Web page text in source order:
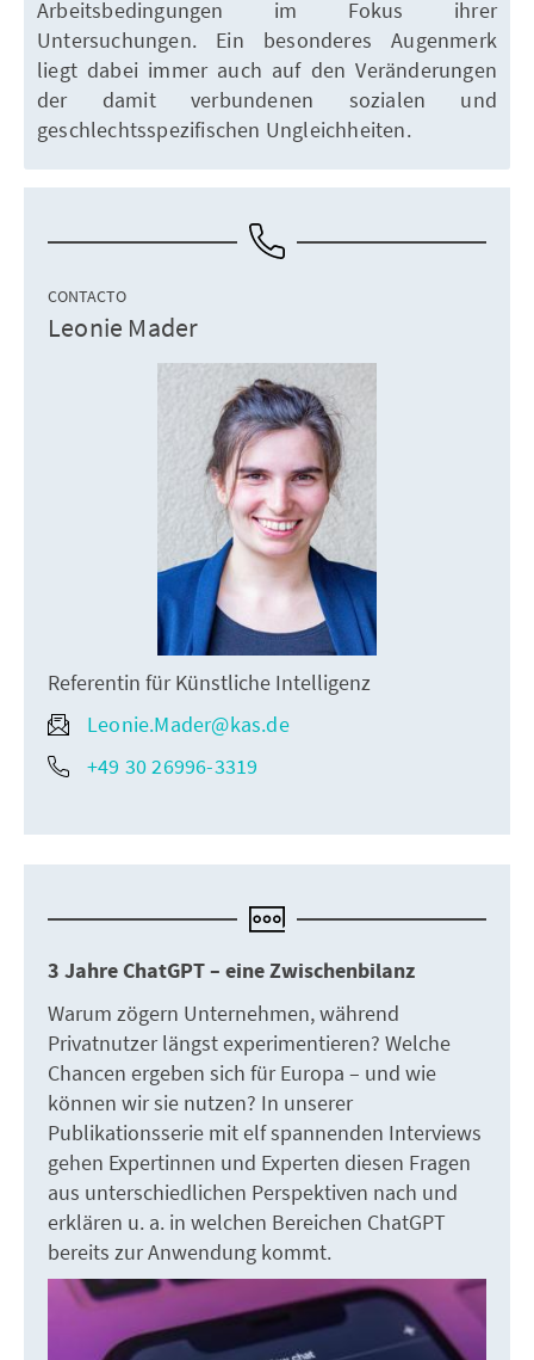
Arbeitsbedingungen im Fokus ihrer
Untersuchungen. Ein besonderes Augenmerk
liegt dabei immer auch auf den Veränderungen
der damit verbundenen sozialen und
geschlechtsspezifischen Ungleichheiten.
CONTACTO
Leonie Mader
Referentin für Künstliche Intelligenz
Leonie.Mader@kas.de
+49 30 26996-3319
3 Jahre ChatGPT – eine Zwischenbilanz
Warum zögern Unternehmen, während
Privatnutzer längst experimentieren? Welche
Chancen ergeben sich für Europa – und wie
können wir sie nutzen? In unserer
Publikationsserie mit elf spannenden Interviews
gehen Expertinnen und Experten diesen Fragen
aus unterschiedlichen Perspektiven nach und
erklären u. a. in welchen Bereichen ChatGPT
bereits zur Anwendung kommt.